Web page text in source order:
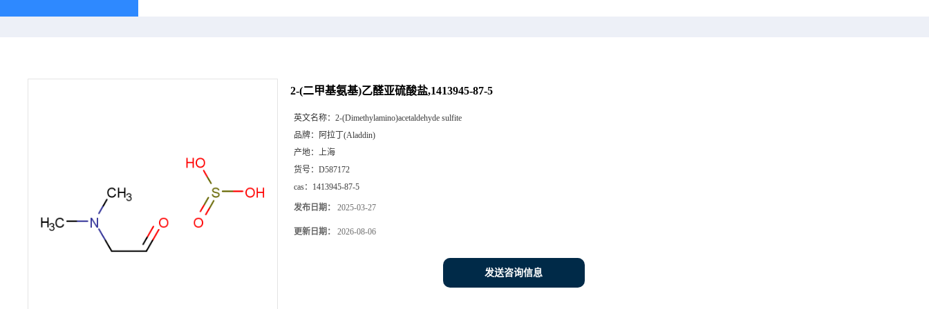
2-(二甲基氨基)乙醛亚硫酸盐,1413945-87-5
英文名称： 2-(Dimethylamino)acetaldehyde sulfite
品牌： 阿拉丁(Aladdin)
产地： 上海
货号： D587172
cas： 1413945-87-5
发布日期： 2025-03-27
更新日期： 2026-08-06
发送咨询信息